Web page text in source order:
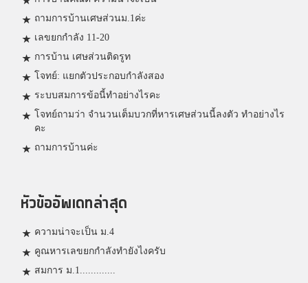
ถามการบ้านเศษส่วนม.1ค่ะ
เลขยกกำลัง 11-20
การบ้าน เศษส่วนติดรูท
โจทย์: แยกตัวประกอบกำลังสอง
ระบบสมการข้อนี้ทำอย่างไรคะ
โจทย์ถามว่า จำนวนเต็มบวกที่หารเศษส่วนนี้ลงตัว ทำอย่างไร
คะ
ถามการบ้านค่ะ
หัวข้ออัพเดทล่าสุด
ความน่าจะเป็น ม.4
คูณหารเลขยกกำลังทำยังไงครับ
สมการ ม.1.............